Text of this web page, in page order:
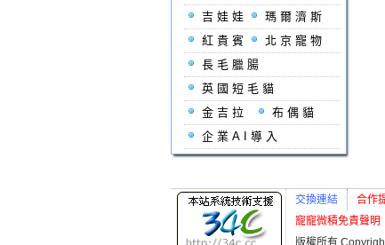
吉娃娃
瑪爾濟斯
紅貴賓
北京寵物
長毛臘腸
英國短毛貓
金吉拉
布偶貓
企業AI導入
交換連結 合作
寵寵微積免責聲明
版權所有